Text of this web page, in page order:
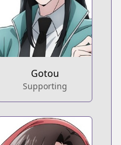
Gotou
Supporting